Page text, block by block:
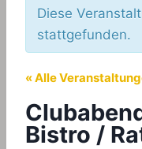
Diese
stattgefunden.
« Alle
Bistro /